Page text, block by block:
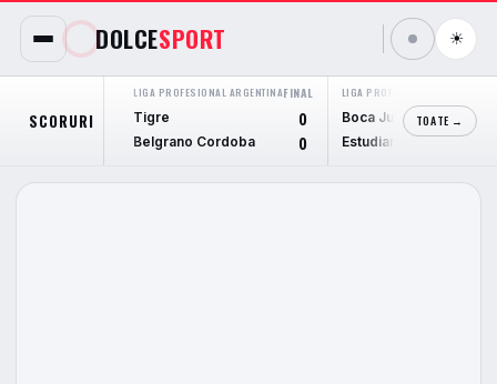
DOLCESPORT ☀
SCORURI
LIGA PROFESIONAL ARGENTINAFINAL
Tigre
0
Belgrano Cordoba 0
LIGA PROFESIONAL ARGENTINA
Boca Juniors
Estudiantes L.P.
TOATE →